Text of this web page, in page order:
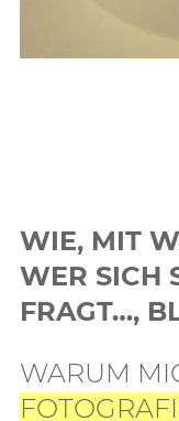
WIE, MIT
WER SICH
FRAGT…,
WARUM